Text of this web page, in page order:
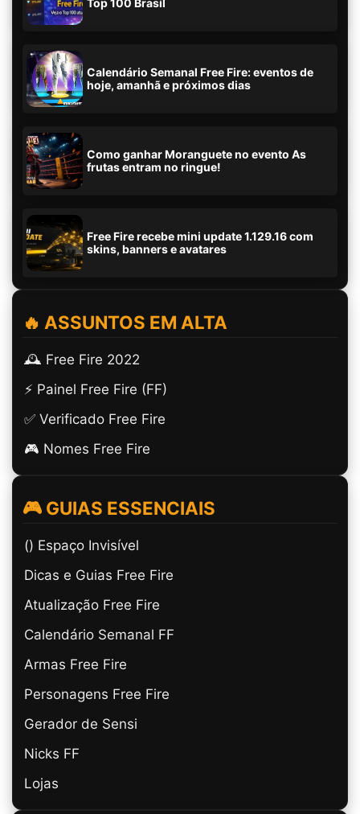
Calendário Semanal Free Fire: eventos de
hoje, amanhã e próximos dias
Como ganhar Moranguete no evento As
frutas entram no ringue!
Free Fire recebe mini update 1.129.16 com
skins, banners e avatares
🔥 ASSUNTOS EM ALTA
🕰️ Free Fire 2022
⚡ Painel Free Fire (FF)
✅ Verificado Free Fire
🎮 Nomes Free Fire
🎮 GUIAS ESSENCIAIS
(ㅤ) Espaço Invisível
Dicas e Guias Free Fire
Atualização Free Fire
Calendário Semanal FF
Armas Free Fire
Personagens Free Fire
Gerador de Sensi
Nicks FF
Lojas